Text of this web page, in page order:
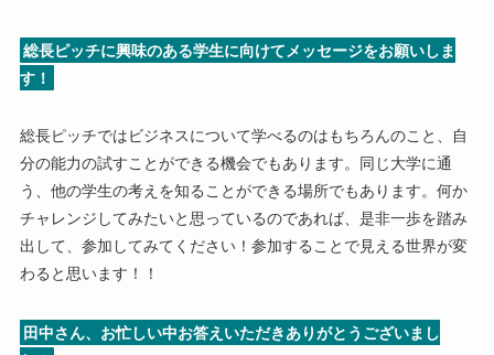
総長ピッチに興味のある学生に向けてメッセージをお願いしま
す！
総長ピッチではビジネスについて学べるのはもちろんのこと、自
分の能力の試すことができる機会でもあります。同じ大学に通
う、他の学生の考えを知ることができる場所でもあります。何か
チャレンジしてみたいと思っているのであれば、是非一歩を踏み
出して、参加してみてください！参加することで見える世界が変
わると思います！！
田中さん、お忙しい中お答えいただきありがとうございまし